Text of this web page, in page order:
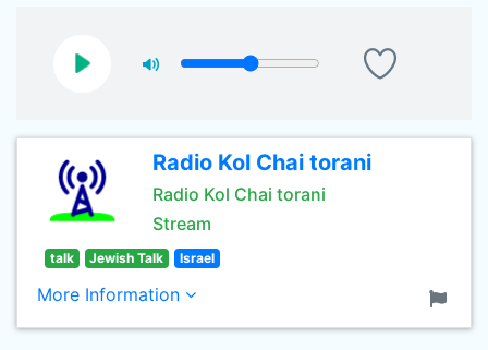
Radio Kol Chai torani
Radio Kol Chai torani
Stream
talk Jewish Talk Israel
More Information